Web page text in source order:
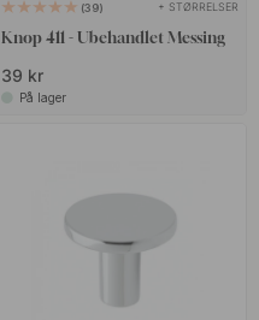
39 + STØRRELSER
Knop 411 - Ubehandlet Messing
39 kr
På lager